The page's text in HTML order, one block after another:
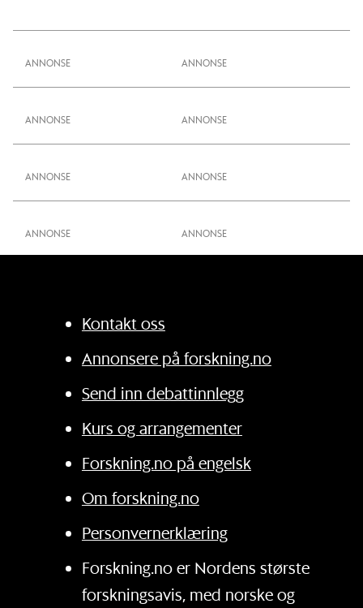
ANNONSE
ANNONSE
ANNONSE
ANNONSE
Kontakt oss
Annonsere på forskning.no
Send inn debattinnlegg
Kurs og arrangementer
Forskning.no på engelsk
Om forskning.no
Personvernerklæring
Forskning.no er Nordens største
forskningsavis, med norske og